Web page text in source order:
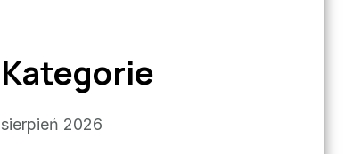
Kategorie
sierpień 2026